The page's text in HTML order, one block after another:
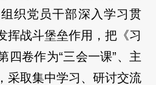
织党员干部深入学习贯
挥战斗堡垒作用，把《习
四卷作为“三会一课”、主
采取集中学习、研讨交流